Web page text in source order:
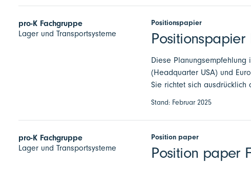
pro-K Fachgruppe
Lager und Transportsysteme
Positionspapier
Diese Planungsempfehlung
(Headquarter USA) und
Sie richtet sich ausdrücklich
Stand: Februar 2025
pro-K Fachgruppe
Lager und Transportsysteme
Position paper
Position paper